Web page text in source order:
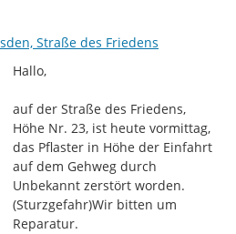
Straße des Friedens
Hallo,
auf der Straße des Friedens,
Höhe Nr. 23, ist heute vormittag,
das Pflaster in Höhe der Einfahrt
auf dem Gehweg durch
Unbekannt zerstört worden.
(Sturzgefahr)Wir bitten um
Reparatur.